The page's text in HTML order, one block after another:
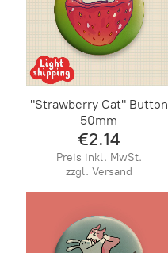
"Strawberry Cat" Button
50mm
€2.14
Preis inkl. MwSt.
zzgl. Versand